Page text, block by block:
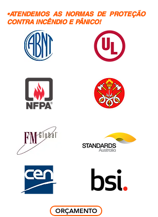
•ATENDEMOS AS NORMAS DE PROTEÇÃO
CONTRA INCÊNDIO E PÂNICO!
ORÇAMENTO